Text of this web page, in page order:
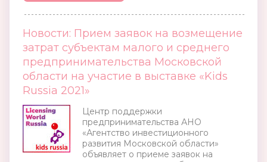
Новости: Прием заявок на возмещение
затрат субъектам малого и среднего
предпринимательства Московской
области на участие в выставке «Kids
Russia 2021»
Центр поддержки
предпринимательства АНО
«Агентство инвестиционного
развития Московской области»
объявляет о приеме заявок на